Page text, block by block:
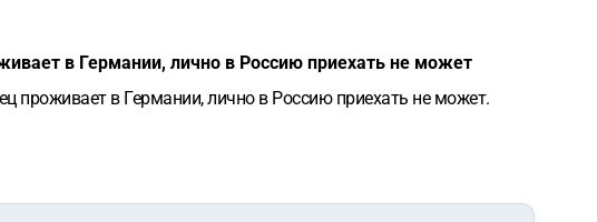
в Германии, лично в Россию приехать не может
проживает в Германии, лично в Россию приехать не может.